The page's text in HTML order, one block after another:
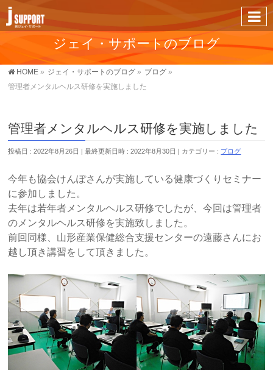
ジェイ・サポートのブログ
HOME » ジェイ・サポートのブログ » ブログ »
管理者メンタルヘルス研修を実施しました
管理者メンタルヘルス研修を実施しました
投稿日 : 2022年8月26日 最終更新日時 : 2022年8月30日 カテゴリー : ブログ
今年も協会けんぽさんが実施している健康づくりセミナー
に参加しました。
去年は若年者メンタルヘルス研修でしたが、今回は管理者
のメンタルヘルス研修を実施致しました。
前回同様、山形産業保健総合支援センターの遠藤さんにお
越し頂き講習をして頂きました。